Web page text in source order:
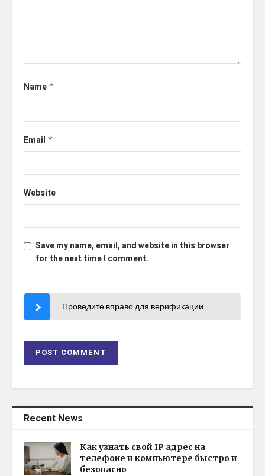
Name *
Email *
Website
Save my name, email, and website in this browser
for the next time I comment.
Проведите вправо для верификации
Recent News
Как узнать свой IP адрес на
телефоне и компьютере быстро и
безопасно